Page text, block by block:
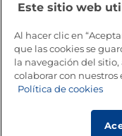
Volver a inicio
Este sitio web
Al hacer clic en
que las cookies se
la navegación del
colaborar con
Política de cookies